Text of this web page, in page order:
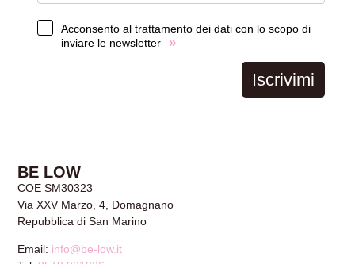
Acconsento al trattamento dei dati con lo scopo di
inviare le newsletter
»
Iscrivimi
BE LOW
COE SM30323
Via XXV Marzo, 4, Domagnano
Repubblica di San Marino
Email: info@be-low.it